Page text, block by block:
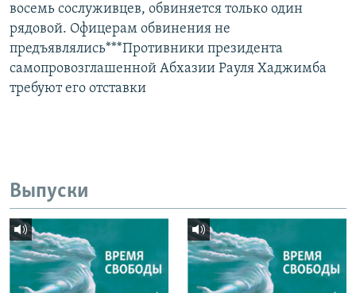
восемь сослуживцев, обвиняется только один
рядовой. Офицерам обвинения не
предъявлялись***Противники президента
самопровозглашенной Абхазии Рауля Хаджимба
требуют его отставки
Выпуски